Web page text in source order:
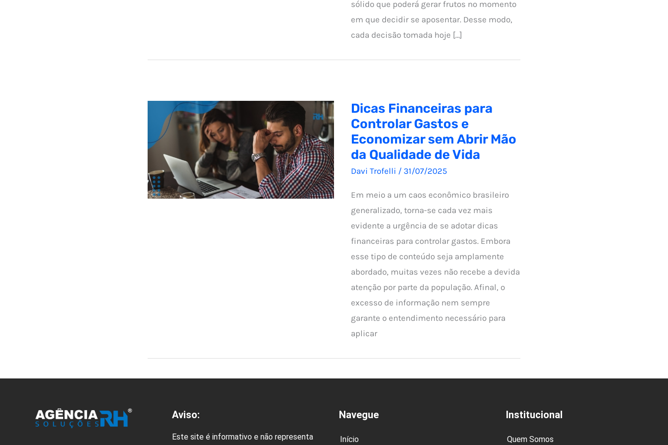
sólido que poderá gerar frutos no momento
em que decidir se aposentar. Desse modo,
cada decisão tomada hoje […]
Dicas Financeiras para
Controlar Gastos e
Economizar sem Abrir Mão
da Qualidade de Vida
Davi Trofelli / 31/07/2025
Em meio a um caos econômico brasileiro
generalizado, torna-se cada vez mais
evidente a urgência de se adotar dicas
financeiras para controlar gastos. Embora
esse tipo de conteúdo seja amplamente
abordado, muitas vezes não recebe a devida
atenção por parte da população. Afinal, o
excesso de informação nem sempre
garante o entendimento necessário para
aplicar
Aviso:
Este site é informativo e não representa
Navegue
Início
Institucional
Quem Somos